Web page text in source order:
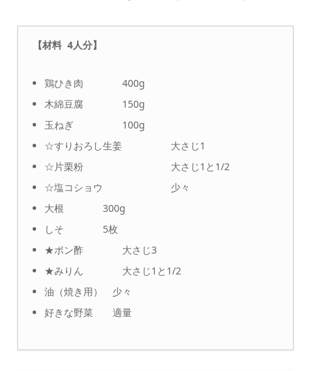
【材料 4人分】
鶏ひき肉 400g
木綿豆腐 150g
玉ねぎ 100g
☆すりおろし生姜 大さじ1
☆片栗粉 大さじ1と1/2
☆塩コショウ 少々
大根 300g
しそ 5枚
★ポン酢 大さじ3
★みりん 大さじ1と1/2
油（焼き用） 少々
好きな野菜 適量